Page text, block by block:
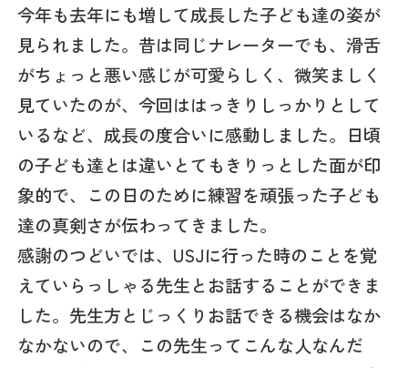
今年も去年にも増して成長した子ども達の姿が
見られました。昔は同じナレーターでも、滑舌
がちょっと悪い感じが可愛らしく、微笑ましく
見ていたのが、今回ははっきりしっかりとして
いるなど、成長の度合いに感動しました。日頃
の子ども達とは違いとてもきりっとした面が印
象的で、この日のために練習を頑張った子ども
達の真剣さが伝わってきました。
感謝のつどいでは、USJに行った時のことを覚
えていらっしゃる先生とお話することができま
した。先生方とじっくりお話できる機会はなか
なかないので、この先生ってこんな人なんだ